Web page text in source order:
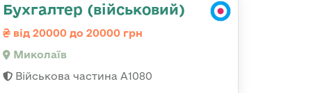
Бухгалтер (військовий)
від 20000 до 20000 грн
Миколаїв
Військова частина А1080